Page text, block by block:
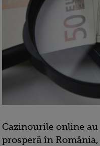
Cazinourile online
prosperă în